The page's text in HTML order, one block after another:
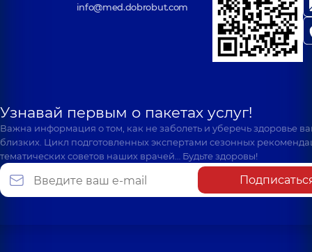
info@med.dobrobut.com
Узнавай первым о пакетах услуг!
Важна информация о том, как не заболеть и уберечь здоровье
близких. Цикл подготовленных экспертами сезонных
тематических советов наших врачей… Будьте здоровы!